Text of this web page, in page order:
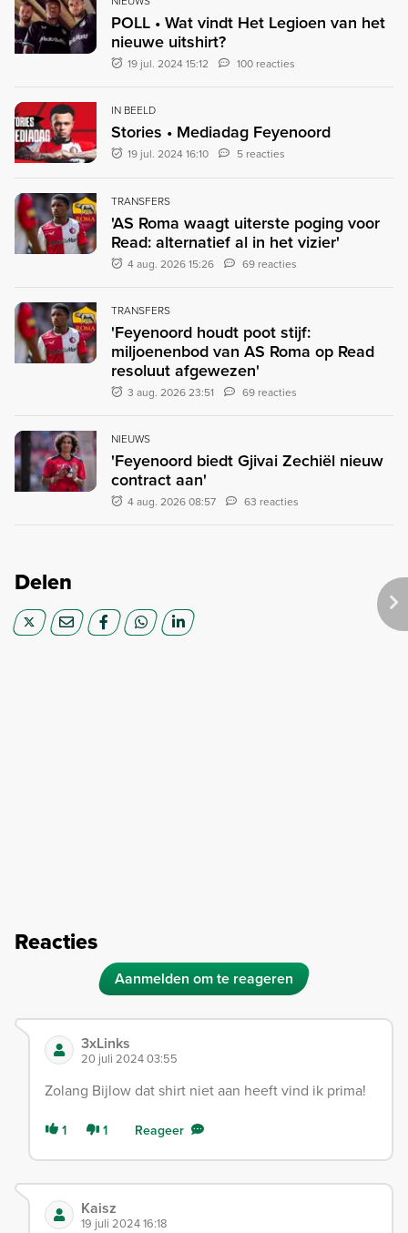
POLL • Wat vindt Het Legioen van het
nieuwe uitshirt?
19 jul. 2024 15:12 100 reacties
IN BEELD
Stories • Mediadag Feyenoord
19 jul. 2024 16:10 5 reacties
TRANSFERS
'AS Roma waagt uiterste poging voor
Read: alternatief al in het vizier'
4 aug. 2026 15:26 69 reacties
TRANSFERS
'Feyenoord houdt poot stijf:
miljoenenbod van AS Roma op Read
resoluut afgewezen'
3 aug. 2026 23:51 69 reacties
NIEUWS
'Feyenoord biedt Gjivai Zechiël nieuw
contract aan'
4 aug. 2026 08:57 63 reacties
Delen
Reacties
Aanmelden om te reageren
3xLinks
20 juli 2024 03:55
Zolang Bijlow dat shirt niet aan heeft vind ik prima!
1 1 Reageer
Kaisz
19 juli 2024 16:18